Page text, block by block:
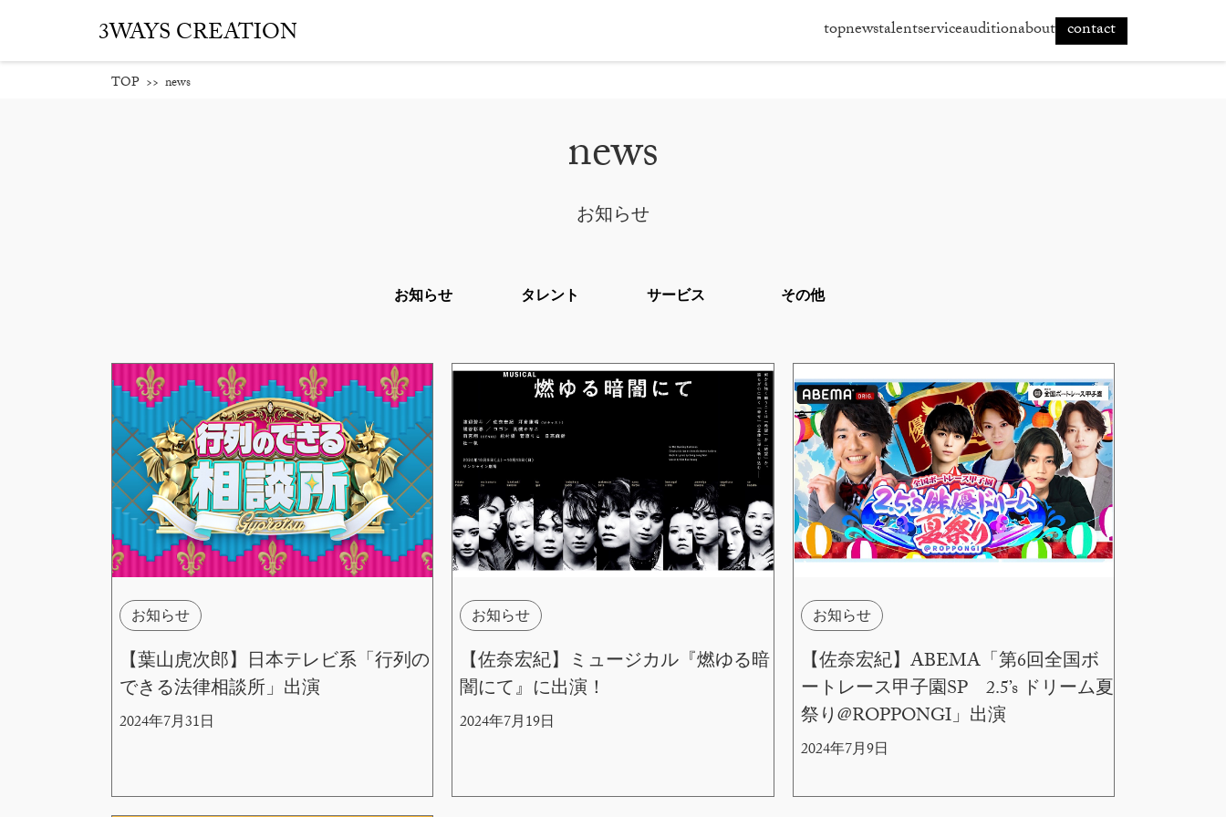
3WAYS CREATION topnewstalentserviceauditionabout contact
TOP >> news
news
お知らせ
お知らせ タレント サービス その他
お知らせ
【葉山虎次郎】日本テレビ系「行列の
できる法律相談所」出演
2024年7月31日
お知らせ
【佐奈宏紀】ミュージカル『燃ゆる暗
闇にて』に出演！
2024年7月19日
お知らせ
【佐奈宏紀】ABEMA「第6回全国ボ
ートレース甲子園SP 2.5’s ドリーム夏
祭り@ROPPONGI」出演
2024年7月9日